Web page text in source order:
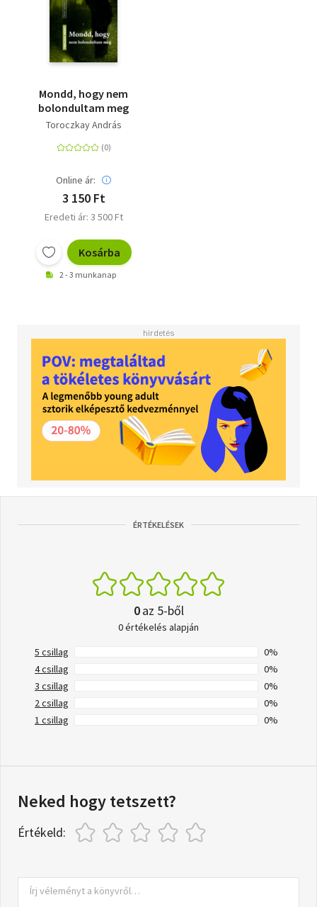
Mondd, hogy nem
bolondultam meg
Toroczkay András
Online ár:
3 150 Ft
Eredeti ár: 3 500 Ft
Kosárba
2 - 3 munkanap
ÉRTÉKELÉSEK
0az 5-ből
0 értékelés alapján
5 csillag
0%
4 csillag
0%
3 csillag
0%
2 csillag
0%
1 csillag
0%
Neked hogy tetszett?
Értékeld: